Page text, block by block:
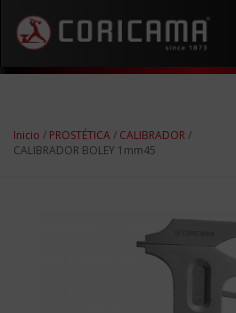
Inicio / PROSTÉTICA/ CALIBRADOR /
CALIBRADOR BOLEY 1mm45